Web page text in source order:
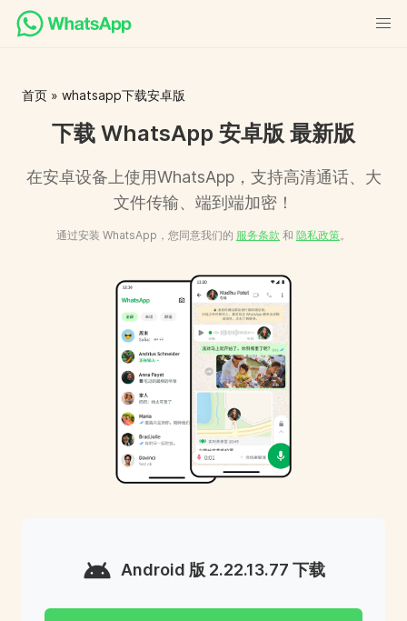
首页 » whatsapp下载安卓版
下载 WhatsApp 安卓版 最新版
在安卓设备上使用WhatsApp，支持高清通话、大
文件传输、端到端加密！
通过安装 WhatsApp，您同意我们的 服务条款 和 隐私政策。
Android 版 2.22.13.77 下载